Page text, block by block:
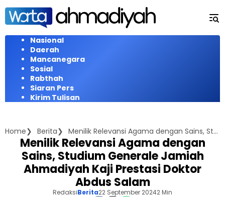
Langsung
konten
Nasional
Daerah
Mancanegara
Sosial
Rabthah
Siaran Pers
Kirim Tulisan
Home Berita Menilik Relevansi Agama dengan Sains, Studium Generale Jamiah Ahmadiyah Kaji Prestasi Doktor Abdus Salam
Menilik Relevansi Agama dengan
Sains, Studium Generale Jamiah
Ahmadiyah Kaji Prestasi Doktor
Abdus Salam
RedaksiBerita22 September 20242 Min